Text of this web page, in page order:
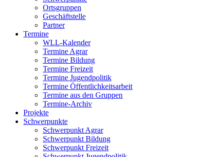
Ortsgruppen
Geschäftstelle
Partner
Termine
WLL-Kalender
Termine Agrar
Termine Bildung
Termine Freizeit
Termine Jugendpolitik
Termine Öffentlichkeitsarbeit
Termine aus den Gruppen
Termine-Archiv
Projekte
Schwerpunkte
Schwerpunkt Agrar
Schwerpunkt Bildung
Schwerpunkt Freizeit